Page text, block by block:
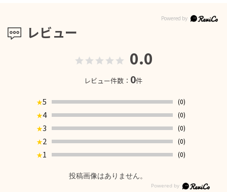
レビュー
0.0
レビュー件数： 0件
★5
(0)
★4
(0)
★3
(0)
★2
(0)
★1 (0)
投稿画像はありません。